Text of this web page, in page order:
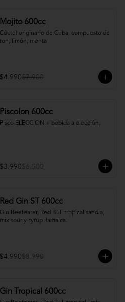
Mojito 600cc
Cóctel originario de Cuba, compuesto de
ron, limón, menta
$4.990$7.900
Piscolon 600cc
Pisco ELECCION + bebida a elección.
$3.990$6.500
Red Gin ST 600cc
Gin Beefeater, Red Bull tropical sandia,
mix sour y syrup Jamaica.
$4.990$8.990
Gin Tropical 600cc